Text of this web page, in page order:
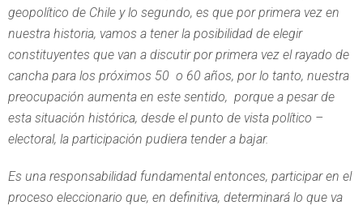
geopolítico de Chile y lo segundo, es que por primera vez en
nuestra historia, vamos a tener la posibilidad de elegir
constituyentes que van a discutir por primera vez el rayado de
cancha para los próximos 50 o 60 años, por lo tanto, nuestra
preocupación aumenta en este sentido, porque a pesar de
esta situación histórica, desde el punto de vista político –
electoral, la participación pudiera tender a bajar.
Es una responsabilidad fundamental entonces, participar en el
proceso eleccionario que, en definitiva, determinará lo que va